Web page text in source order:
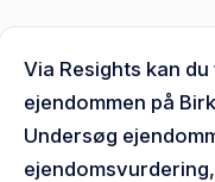
Via Resights kan
ejendommen på
Undersøg